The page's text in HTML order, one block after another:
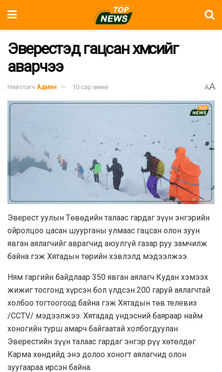
Эверестэд гацсан хүмүүсийг
аварчээ
Нийтлэгч Админ 10 сар өмнө AA
Эверест уулын Төвөдийн талаас гардаг зүүн энгэрийн
ойролцоо цасан шуурганы улмаас гацсан олон зуун
явган аялагчийг аврагчид аюулгүй газар руу замчилж
байна гэж Хятадын төрийн хэвлэлд мэдээлжээ.
Ням гаргийн байдлаар 350 явган аялагч Кудан хэмээх
жижиг тосгонд хүрсэн бол үлдсэн 200 гаруй аялагчтай
холбоо тогтоогоод байна гэж Хятадын төв телевиз
/CCTV/ мэдээлжээ. Хятадад үндэсний баяраар найм
хоногийн турш амарч байгаатай холбогдуулан
Эверестийн зүүн талаас гардаг энгэр рүү хөтөлдөг
Карма хөндийд энэ долоо хоногт аялагчид олон
зуугаараа ирсэн байна.